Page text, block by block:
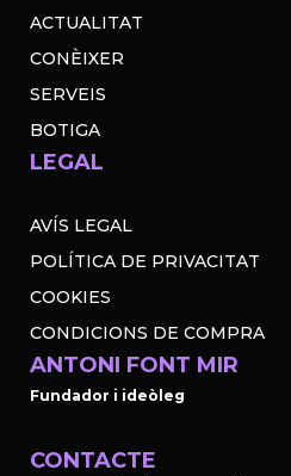
ACTUALITAT
CONÈIXER
SERVEIS
BOTIGA
LEGAL
AVÍS LEGAL
POLÍTICA DE PRIVACITAT
COOKIES
CONDICIONS DE COMPRA
ANTONI FONT MIR
Fundador i ideòleg
CONTACTE